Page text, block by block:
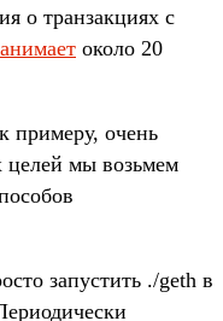
о транзакциях с
около 20
примеру, очень
мы возьмем
запустить ./geth в